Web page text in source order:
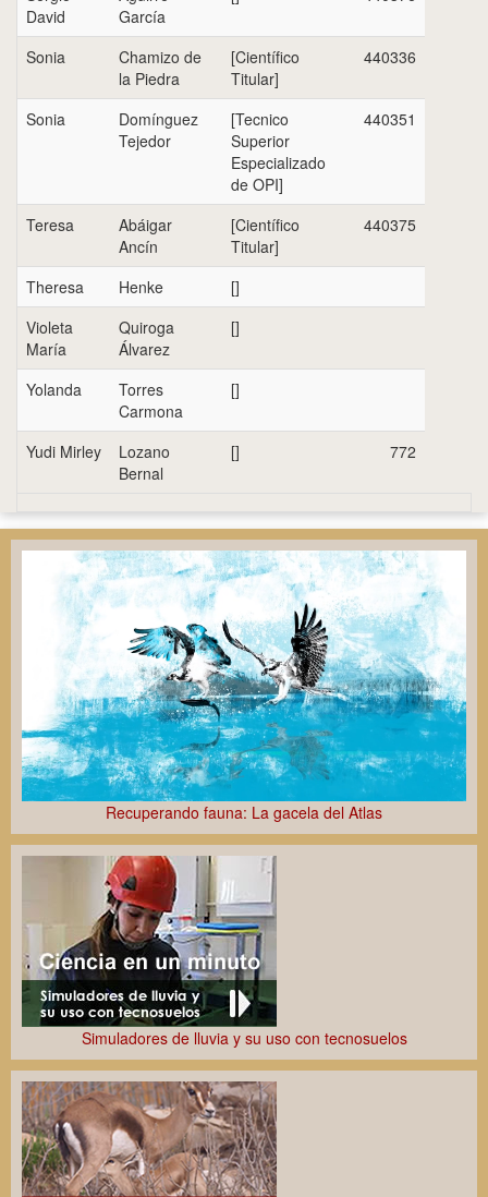
David
García
Sonia
Chamizo de
la Piedra
[Científico
Titular]
440336
Sonia
Domínguez
Tejedor
[Tecnico
Superior
Especializado
de OPI]
440351
Teresa
Abáigar
Ancín
[Científico
Titular]
440375
Theresa Henke
[]
Violeta
María
Quiroga
Álvarez
[]
Yolanda
Torres
Carmona
[]
Yudi Mirley
Lozano
Bernal
[] 772
Recuperando fauna: La gacela del Atlas
Simuladores de lluvia y su uso con tecnosuelos